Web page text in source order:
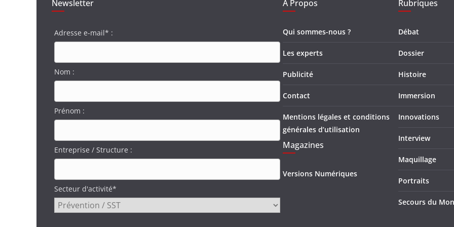
Newsletter
Adresse e-mail* :
Nom :
Prénom :
Entreprise / Structure :
Secteur d'activité*
A Propos
Qui sommes-nous ?
Les experts
Publicité
Contact
Mentions légales et conditions
générales d’utilisation
Magazines
Versions Numériques
Rubriques
Débat
Dossier
Histoire
Immersion
Innovations
Interview
Maquillage
Portraits
Secours du